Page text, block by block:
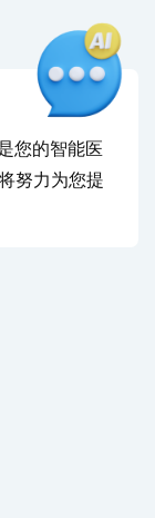
您的智能医
努力为您提